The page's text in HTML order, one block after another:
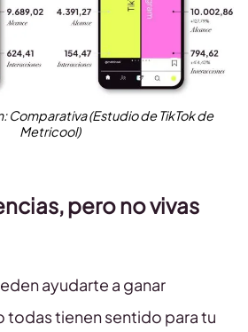
Comparativa (Estudio de TikTok de
Metricool)
pero no vivas
ayudarte a ganar
todas tienen sentido para tu